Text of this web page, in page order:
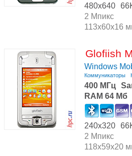
480x640
2 Мпикс
113x60x16
Glofiish
Windows
Коммуникаторы
400 МГц
RAM 64 Мб
240x320
2 Мпикс
118x59x20